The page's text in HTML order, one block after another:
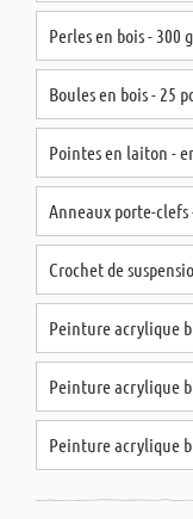
Perles en bois - 300
Boules en bois - 25
Pointes en laiton -
Anneaux porte-clefs
Crochet de
Peinture acrylique
Peinture acrylique
Peinture acrylique